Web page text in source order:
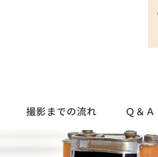
撮影までの流れ Ｑ＆Ａ